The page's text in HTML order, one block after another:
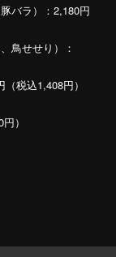
バラ）：2,180円
鳥せせり）：
税込1,408円）
）